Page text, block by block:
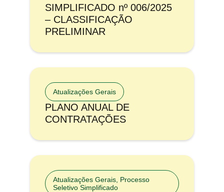
SIMPLIFICADO nº 006/2025
– CLASSIFICAÇÃO
PRELIMINAR
Atualizações Gerais
PLANO ANUAL DE
CONTRATAÇÕES
Atualizações Gerais Processo
Seletivo Simplificado